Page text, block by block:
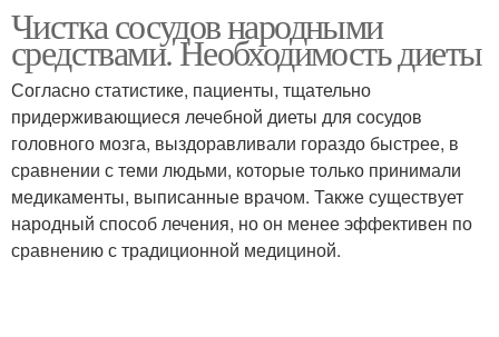
Препараты для печени
восстановления
Препараты для
очищения
Желчегонные
препараты
Препараты для
Чистка сосудов народными
средствами. Необходимость диеты
Согласно статистике, пациенты, тщательно
придерживающиеся лечебной диеты для сосудов
головного мозга, выздоравливали гораздо быстрее, в
сравнении с теми людьми, которые только принимали
медикаменты, выписанные врачом. Также существует
народный способ лечения, но он менее эффективен по
сравнению с традиционной медициной.